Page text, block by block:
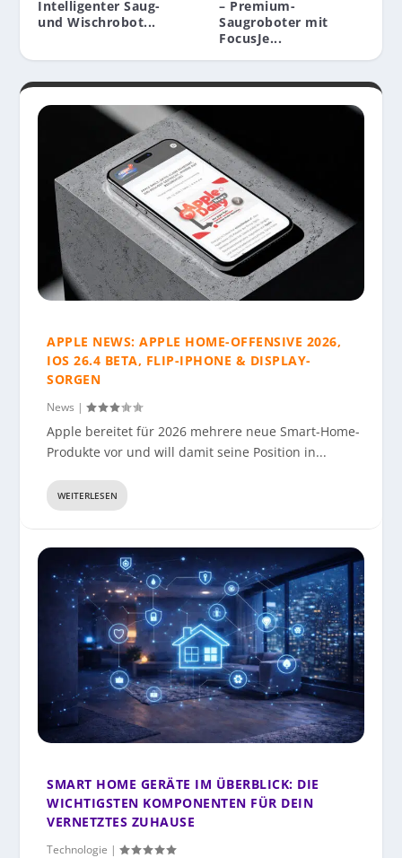
Intelligenter Saug-
und Wischrobot...
– Premium-
Saugroboter mit
FocusJe...
APPLE NEWS: APPLE HOME-OFFENSIVE 2026,
IOS 26.4 BETA, FLIP-IPHONE & DISPLAY-
SORGEN
News |
Apple bereitet für 2026 mehrere neue Smart-Home-
Produkte vor und will damit seine Position in...
WEITERLESEN
SMART HOME GERÄTE IM ÜBERBLICK: DIE
WICHTIGSTEN KOMPONENTEN FÜR DEIN
VERNETZTES ZUHAUSE
Technologie |